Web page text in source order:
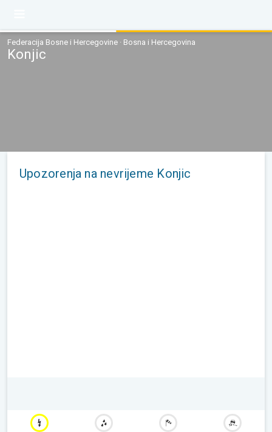
Federacija Bosne i Hercegovine · Bosna i Hercegovina
Konjic
Upozorenja na nevrijeme Konjic